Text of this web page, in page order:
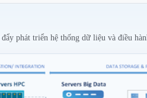
phát triển hệ thống dữ liệu và điều